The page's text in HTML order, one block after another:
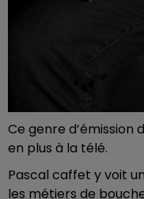
Ce genre d’émission
en plus à la télé.
Pascal caffet y voit
les métiers de